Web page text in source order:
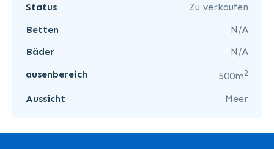
Status
Zu verkaufen
Betten
N/A
Bäder
N/A
ausenbereich
500m2
Aussicht Meer